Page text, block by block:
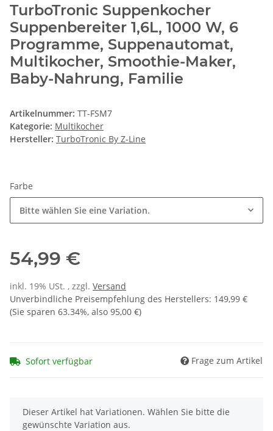
TurboTronic Suppenkocher
Suppenbereiter 1,6L, 1000 W, 6
Programme, Suppenautomat,
Multikocher, Smoothie-Maker,
Baby-Nahrung, Familie
Artikelnummer: TT-FSM7
Kategorie: Multikocher
Hersteller: TurboTronic By Z-Line
Farbe
Bitte wählen Sie eine Variation.
54,99 €
inkl. 19% USt. , zzgl. Versand
Unverbindliche Preisempfehlung des Herstellers: 149,99 €
(Sie sparen 63.34%, also 95,00 €)
Sofort verfügbar Frage zum Artikel
x
Dieser Artikel hat Variationen. Wählen Sie bitte die
gewünschte Variation aus.